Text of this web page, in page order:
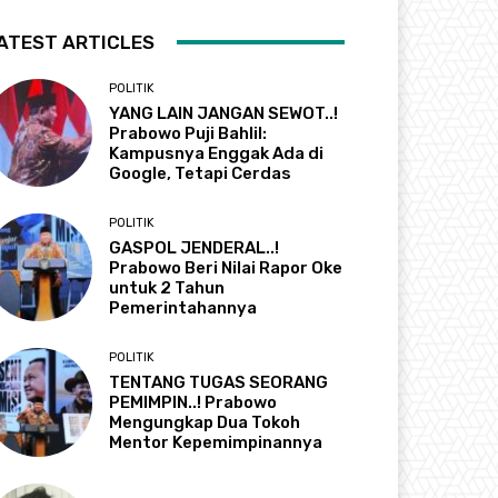
ARTICLES
POLITIK
YANG LAIN JANGAN SEWOT..!
Prabowo Puji Bahlil:
Kampusnya Enggak Ada di
Google, Tetapi Cerdas
POLITIK
GASPOL JENDERAL..!
Prabowo Beri Nilai Rapor Oke
untuk 2 Tahun
Pemerintahannya
POLITIK
TENTANG TUGAS SEORANG
PEMIMPIN..! Prabowo
Mengungkap Dua Tokoh
Mentor Kepemimpinannya